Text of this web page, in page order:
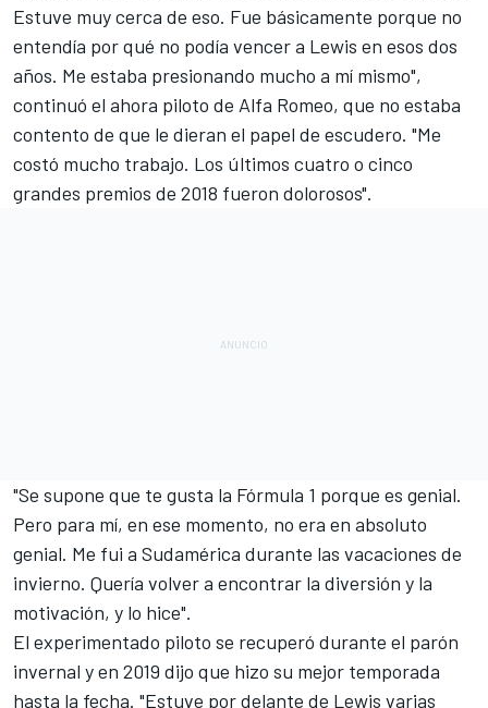
Estuve muy cerca de eso. Fue básicamente porque no
entendía por qué no podía vencer a Lewis en esos dos
años. Me estaba presionando mucho a mí mismo",
continuó el ahora piloto de Alfa Romeo, que no estaba
contento de que le dieran el papel de escudero. "Me
costó mucho trabajo. Los últimos cuatro o cinco
grandes premios de 2018 fueron dolorosos".
"Se supone que te gusta la Fórmula 1 porque es genial.
Pero para mí, en ese momento, no era en absoluto
genial. Me fui a Sudamérica durante las vacaciones de
invierno. Quería volver a encontrar la diversión y la
motivación, y lo hice".
El experimentado piloto se recuperó durante el parón
invernal y en 2019 dijo que hizo su mejor temporada
hasta la fecha. "Estuve por delante de Lewis varias